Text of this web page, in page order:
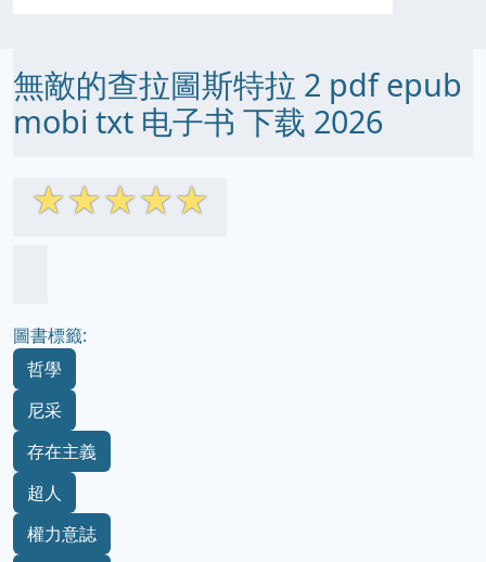
無敵的查拉圖斯特拉 2 pdf epub
mobi txt 电子书 下载 2026
☆☆☆☆☆
圖書標籤:
哲學
尼采
存在主義
超人
權力意誌